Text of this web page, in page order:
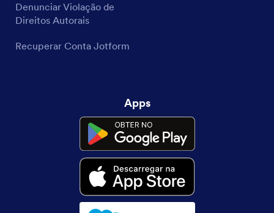
Denunciar Violação de
Direitos Autorais
Recuperar Conta Jotform
Apps